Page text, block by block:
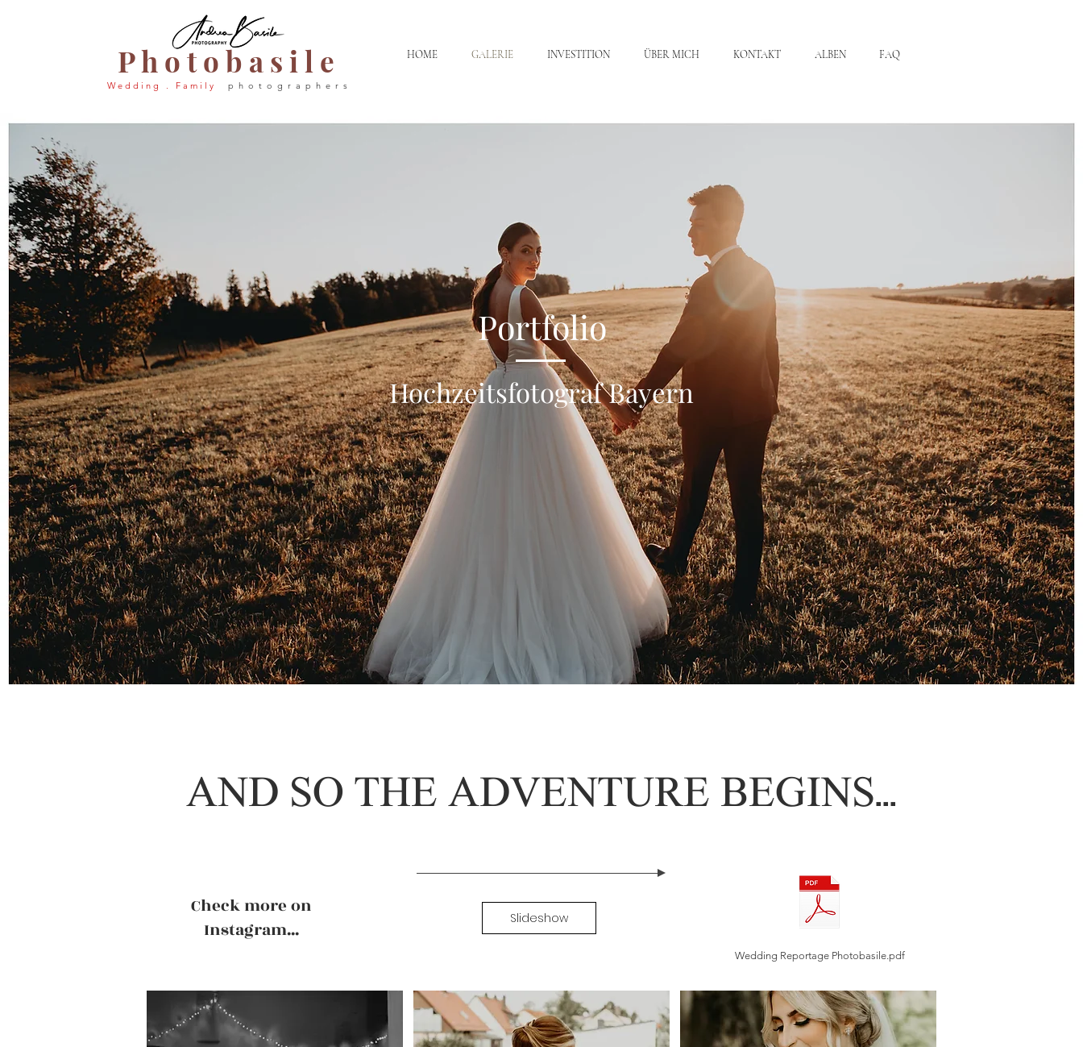
P h o t o b a s i l e
W e d d i n g . F a m i l y p h o t o g r a p h e r s
HOME GALERIE INVESTITION ÜBER MICH KONTAKT ALBEN FAQ
Portfolio
Hochzeitsfotograf Bayern
AND SO THE ADVENTURE BEGINS...
Check more on
Instagram...
Slideshow
Wedding Reportage Photobasile.pdf